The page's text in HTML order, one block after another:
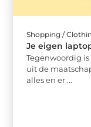
Shopping /
Je eigen
Tegenwoordig
uit de
alles en er ...